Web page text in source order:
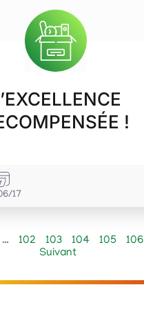
!
17
… 102 103 104 105 106
Suivant